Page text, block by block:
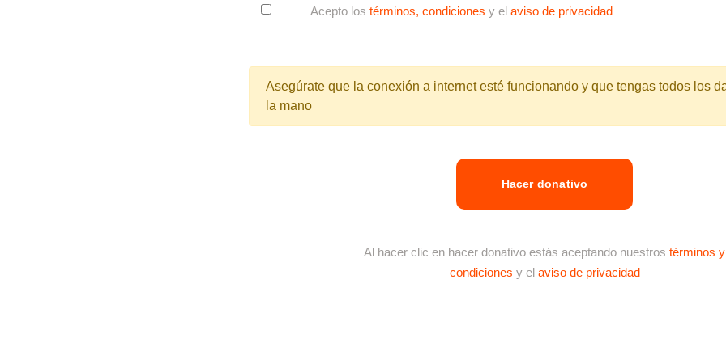
Acepto los términos, condiciones y el aviso de privacidad
Asegúrate que la conexión a internet esté funcionando y que tengas todos los
la mano
Al hacer clic en hacer donativo estás aceptando nuestros términos y
condiciones y el aviso de privacidad